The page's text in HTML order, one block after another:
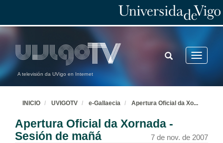
A televisión da UVigo en Internet
Toggle
TOGGLE
SEARCH
INICIO UVIGOTV e-Gallaecia Apertura Oficial da Xo...
Apertura Oficial da Xornada -
Sesión de mañá
7 de nov. de 2007